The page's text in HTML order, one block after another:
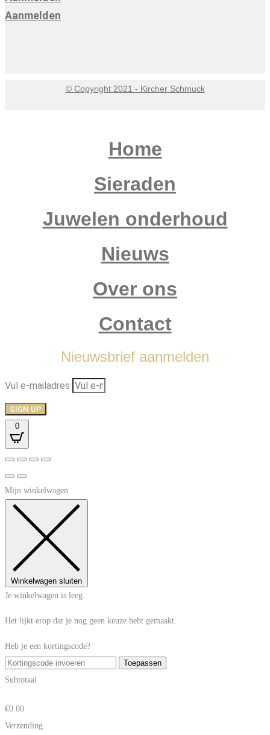
Aanmelden
© Copyright 2021 - Kircher Schmuck
Home
Sieraden
Juwelen onderhoud
Nieuws
Over ons
Contact
Nieuwsbrief aanmelden
Vul e-mailadres
SIGN UP
0
Mijn winkelwagen
Winkelwagen sluiten
Je winkelwagen is leeg.
Het lijkt erop dat je nog geen keuze hebt gemaakt.
Heb je een kortingscode?
Toepassen
Subtotaal
€0.00
Verzending